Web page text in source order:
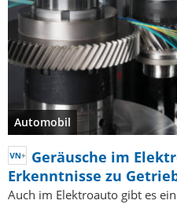
Automobil
Geräusche im
Erkenntnisse zu
Auch im Elektroauto gibt es